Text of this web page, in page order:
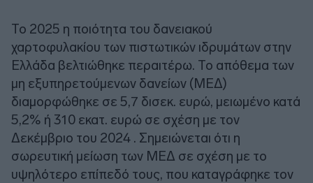
Το 2025 η ποιότητα του δανειακού
χαρτοφυλακίου των πιστωτικών ιδρυμάτων στην
Ελλάδα βελτιώθηκε περαιτέρω. Το απόθεμα των
μη εξυπηρετούμενων δανείων (ΜΕΔ)
διαμορφώθηκε σε 5,7 δισεκ. ευρώ, μειωμένο κατά
5,2% ή 310 εκατ. ευρώ σε σχέση με τον
Δεκέμβριο του 2024 . Σημειώνεται ότι η
σωρευτική μείωση των ΜΕΔ σε σχέση με το
υψηλότερο επίπεδό τους, που καταγράφηκε τον